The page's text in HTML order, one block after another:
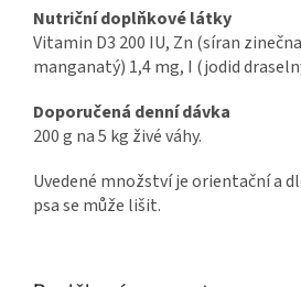
Nutriční doplňkové látky
Vitamin D3 200 IU, Zn (síran
manganatý) 1,4 mg, I (jodid
Doporučená denní dávka
200 g na 5 kg živé váhy.
Uvedené množství je orientační a
psa se může lišit.